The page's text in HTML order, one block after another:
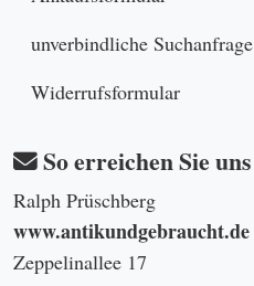
unverbindliche Suchanfrage
Widerrufsformular
So erreichen Sie uns
Ralph Prüschberg
www.antikundgebraucht.de
Zeppelinallee 17